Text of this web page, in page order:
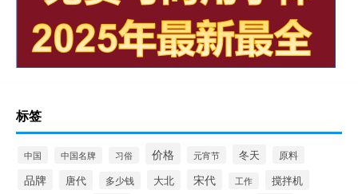
标签
中国 中国名牌 习俗 价格 元宵节 冬天 原料
品牌 唐代 多少钱 大北 宋代 工作 搅拌机